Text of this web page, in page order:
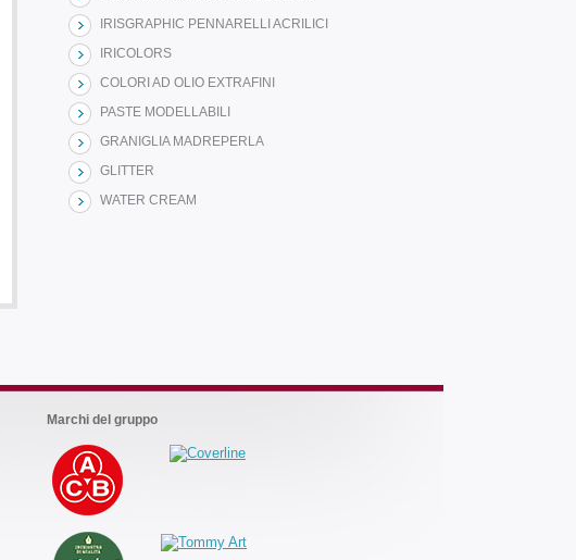
IRISGRAPHIC PENNARELLI ACRILICI
IRICOLORS
COLORI AD OLIO EXTRAFINI
PASTE MODELLABILI
GRANIGLIA MADREPERLA
GLITTER
WATER CREAM
Marchi del gruppo